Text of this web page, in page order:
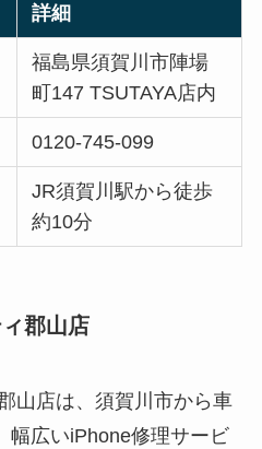
詳細
福島県須賀川市陣場
町147 TSUTAYA店内
0120-745-099
JR須賀川駅から徒歩
約10分
郡山店
山店は、須賀川市から車
幅広いiPhone修理サービ